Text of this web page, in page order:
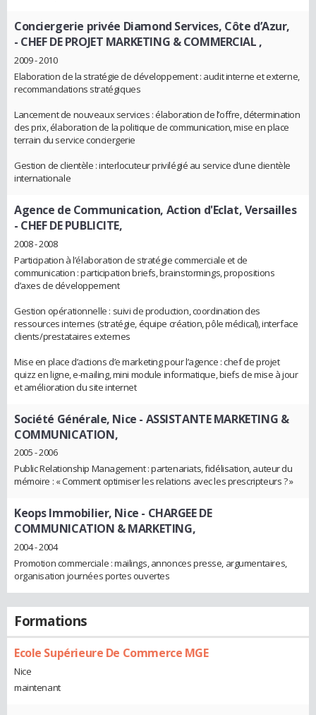
Conciergerie privée Diamond Services, Côte d’Azur,
- CHEF DE PROJET MARKETING & COMMERCIAL ,
2009 - 2010
Elaboration de la stratégie de développement : audit interne et externe,
recommandations stratégiques
Lancement de nouveaux services : élaboration de l’offre, détermination
des prix, élaboration de la politique de communication, mise en place
terrain du service conciergerie
Gestion de clientèle : interlocuteur privilégié au service d’une clientèle
internationale
Agence de Communication, Action d'Eclat, Versailles
- CHEF DE PUBLICITE,
2008 - 2008
Participation à l’élaboration de stratégie commerciale et de
communication : participation briefs, brainstormings, propositions
d’axes de développement
Gestion opérationnelle : suivi de production, coordination des
ressources internes (stratégie, équipe création, pôle médical), interface
clients/prestataires externes
Mise en place d’actions d’e marketing pour l’agence : chef de projet
quizz en ligne, e-mailing, mini module informatique, biefs de mise à jour
et amélioration du site internet
Société Générale, Nice - ASSISTANTE MARKETING &
COMMUNICATION,
2005 - 2006
Public Relationship Management : partenariats, fidélisation, auteur du
mémoire : « Comment optimiser les relations avec les prescripteurs ? »
Keops Immobilier, Nice - CHARGEE DE
COMMUNICATION & MARKETING,
2004 - 2004
Promotion commerciale : mailings, annonces presse, argumentaires,
organisation journées portes ouvertes
Formations
Ecole Supérieure De Commerce MGE
Nice
maintenant